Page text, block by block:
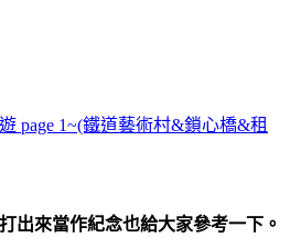
page 1~(鐵道藝術村&鎖心橋&租
出來當作紀念也給大家參考一下。